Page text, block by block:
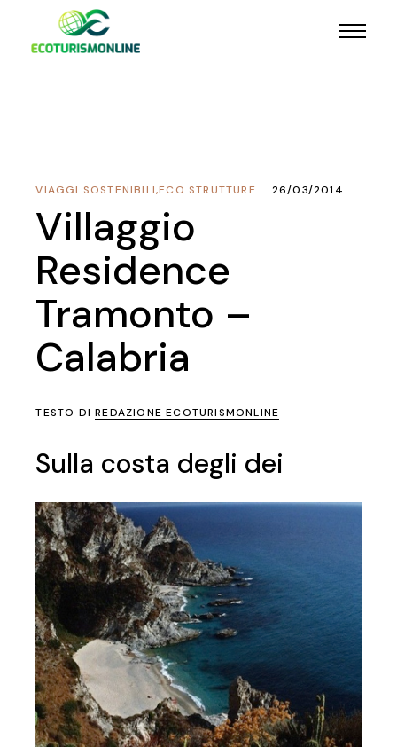
ECO STRUTTURE
,
VIAGGI SOSTENIBILI 26/03/2014
Villaggio
Residence
Tramonto –
Calabria
TESTO DIREDAZIONE ECOTURISMONLINE
Sulla costa degli dei